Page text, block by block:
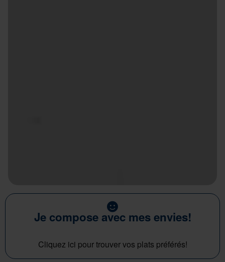
Je compose avec mes envies!
Cliquez ici pour trouver vos plats préférés!